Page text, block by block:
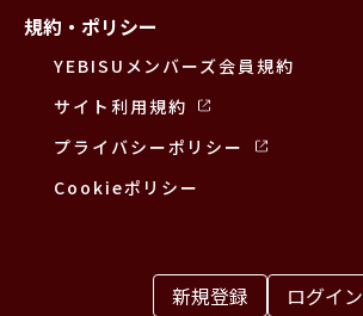
規約・ポリシー
YEBISUメンバーズ会員規約
サイト利用規約
プライバシーポリシー
Cookieポリシー
新規登録 ログイン